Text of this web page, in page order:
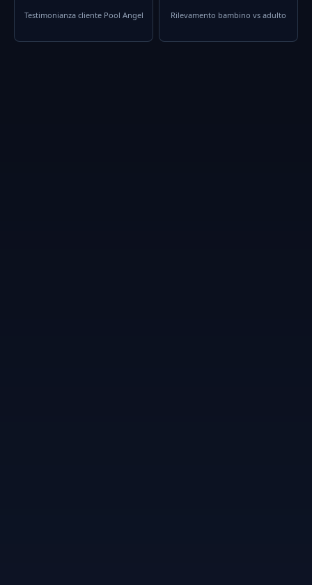
Testimonianza cliente Pool Angel Rilevamento bambino vs adulto